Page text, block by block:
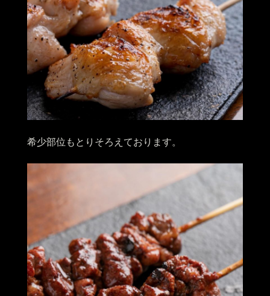
希少部位もとりそろえております。